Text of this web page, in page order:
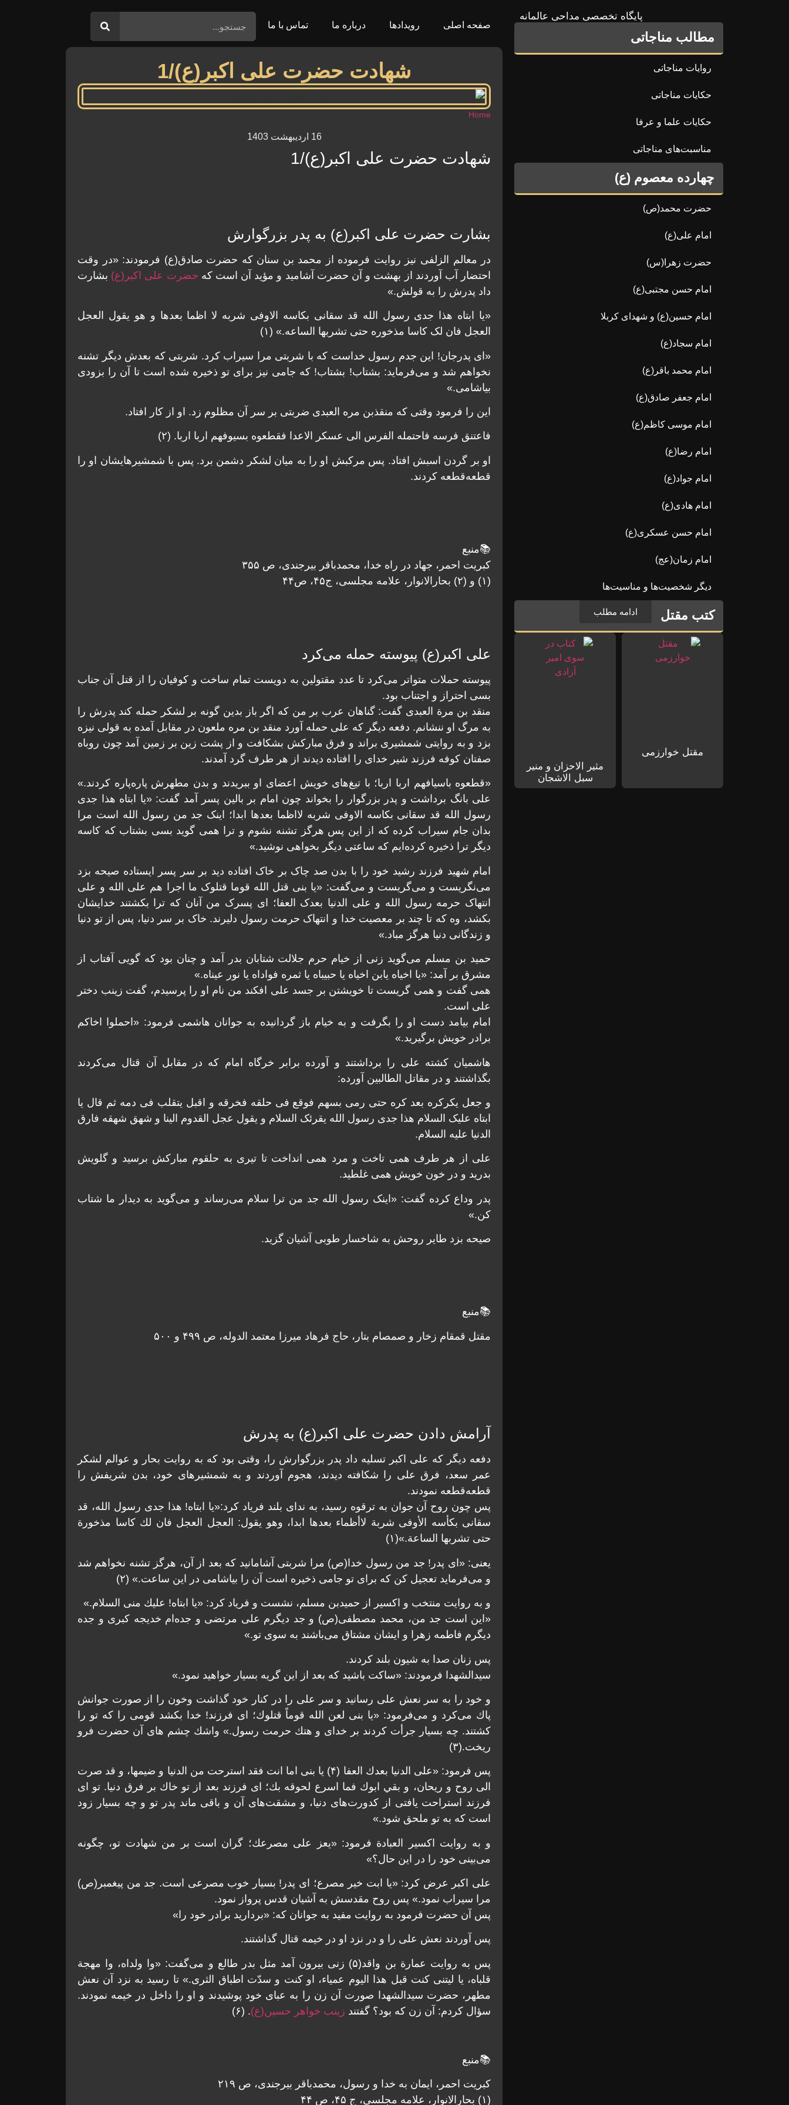
پایگاه تخصصی مداحی عالمانه
مطالب مناجاتی
روایات مناجاتی
حکایات مناجاتی
حکایات علما و عرفا
مناسبت‌های مناجاتی
چهارده معصوم (ع)
حضرت محمد(ص)
امام علی(ع)
حضرت زهرا(س)
امام حسن مجتبی(ع)
امام حسین(ع) و شهدای کربلا
امام سجاد(ع)
امام محمد باقر(ع)
امام جعفر صادق(ع)
امام موسی کاظم(ع)
امام رضا(ع)
امام جواد(ع)
امام هادی(ع)
امام حسن عسکری(ع)
امام زمان(عج)
دیگر شخصیت‌ها و مناسیت‌ها
کتب مقتل ادامه مطلب
مقتل خوارزمی
مثیر الاحزان و منیر
سبل الاشجان
صفحه اصلی رویدادها درباره ما تماس با ما
شهادت حضرت علی اکبر(ع)/1
Home
16 اردیبهشت 1403
شهادت حضرت علی اکبر(ع)/1
بشارت حضرت علی اکبر(ع) به پدر بزرگوارش
در معالم الزلفی نیز روایت فرموده از محمد بن سنان که حضرت صادق(ع) فرمودند: «در وقت
احتضار آب آوردند از بهشت و آن حضرت آشامید و مؤید آن است که حضرت علی اکبر(ع) بشارت
داد پدرش را به قولش.»
«یا ابتاه هذا جدی رسول الله قد سقانی بکاسه الاوفی شربه لا اظما بعدها و هو یقول العجل
العجل فان لک کاسا مذخوره حتی تشربها الساعه.» (۱)
«ای پدرجان! این جدم رسول خداست که با شربتی مرا سیراب کرد. شربتی که بعدش دیگر تشنه
نخواهم شد و می‌فرماید: بشتاب! بشتاب! که جامی نیز برای تو ذخیره شده است تا آن را بزودی
بیاشامی.»
این را فرمود وقتی که منقذبن مره العبدی ضربتی بر سر آن مظلوم زد. او از کار افتاد.
فاعتنق فرسه فاحتمله الفرس الی عسکر الاعدا فقطعوه بسیوفهم اربا اربا. (۲)
او بر گردن اسبش افتاد. پس مرکبش او را به میان لشکر دشمن برد. پس با شمشیرهایشان او را
قطعه‌قطعه کردند.
📚منبع
کبریت احمر، جهاد در راه خدا، محمدباقر بیرجندی، ص ۳۵۵
(۱) و (۲) بحارالانوار، علامه مجلسی، ج۴۵، ص۴۴
علی اکبر(ع) پیوسته حمله می‌کرد
پیوسته حملات متواتر می‌کرد تا عدد مقتولین به دویست تمام ساخت و کوفیان را از قتل آن جناب
بسی احتراز و اجتناب بود.
منقد بن مرة العبدی گفت: گناهان عرب بر من که اگر باز بدین گونه بر لشکر حمله کند پدرش را
به مرگ او ننشانم. دفعه دیگر که علی حمله آورد منقد بن مره ملعون در مقابل آمده به قولی نیزه
بزد و به روایتی شمشیری براند و فرق مبارکش بشکافت و از پشت زین بر زمین آمد چون روباه
صفتان کوفه فرزند شیر خدای را افتاده دیدند از هر طرف گرد آمدند.
«قطعوه باسیافهم اربا اربا؛ با تیغ‌های خویش اعضای او ببریدند و بدن مطهرش پاره‌پاره کردند.»
علی بانگ برداشت و پدر بزرگوار را بخواند چون امام بر بالین پسر آمد گفت: «یا ابتاه هذا جدی
رسول الله قد سقانی بکاسه الاوفی شربه لااظما بعدها ابدا؛ اینک جد من رسول الله است مرا
بدان جام سیراب کرده که از این پس هرگز تشنه نشوم و ترا همی‌ گوید بسی بشتاب که کاسه
دیگر ترا ذخیره کرده‌ایم که ساعتی دیگر بخواهی نوشید.»
امام شهید فرزند رشید خود را با بدن صد چاک بر خاک افتاده دید بر سر پسر ایستاده صیحه بزد
می‌نگریست و می‌گریست و می‌گفت: «یا بنی قتل الله قوما قتلوک ما اجرا هم علی الله و علی
انتهاک حرمه رسول الله و علی الدنیا بعدک العفا؛ ای پسرک من آنان که ترا بکشتند خدایشان
بکشد، وه که تا چند بر معصیت خدا و انتهاک حرمت رسول دلیرند. خاک بر سر دنیا، پس از تو دنیا
و زندگانی دنیا هرگز مباد.»
حمید بن مسلم می‌گوید زنی از خیام حرم جلالت شتابان بدر آمد و چنان بود که گویی آفتاب از
مشرق بر آمد: «یا اخیاه یابن اخیاه یا حبیباه یا ثمره فواداه یا نور عیناه.»
همی گفت و همی گریست تا خویشتن بر جسد علی افکند من نام او را پرسیدم، گفت زینب دختر
علی است.
امام بیامد دست او را بگرفت و به خیام باز گردانیده به جوانان هاشمی فرمود: «احملوا اخاکم
برادر خویش برگیرید.»
هاشمیان کشته علی را برداشتند و آورده برابر خرگاه امام که در مقابل آن قتال می‌کردند
بگذاشتند و در مقاتل الطالبین آورده:
و جعل یکرکره بعد کره حتی رمی بسهم فوقع فی حلقه فخرقه و اقبل یتقلب فی دمه ثم قال یا
ابتاه علیک السلام هذا جدی رسول الله یقرئک السلام و یقول عجل القدوم الینا و شهق شهقه فارق
الدنیا علیه السلام.
علی از هر طرف همی تاخت و مرد همی انداخت تا تیری به حلقوم مبارکش برسید و گلویش
بدرید و در خون خویش همی غلطید.
پدر وداع کرده گفت: «اینک رسول الله جد من ترا سلام می‌رساند و می‌گوید به دیدار ما شتاب
کن.»
صیحه بزد طایر روحش به شاخسار طوبی آشیان گزید.
📚منبع
مقتل قمقام زخار و صمصام بتار، حاج فرهاد میرزا معتمد الدوله، ص ۴۹۹ و ۵۰۰
آرامش دادن حضرت علی اكبر(ع) به پدرش
دفعه ديگر كه علی اكبر تسليه داد پدر بزرگوارش را، وقتی بود كه به روايت بحار و عوالم لشكر
عمر سعد، فرق علی را شكافته ديدند، هجوم آوردند و به شمشيرهای خود، بدن شريفش را
قطعه‌قطعه نمودند.
پس چون روح آن جوان به ترقوه رسيد، به ندای بلند فرياد كرد:«یا ابتاه! هذا جدی رسول الله، قد
سقانی بكأسه الأوفی شربة لاأظماء بعدها ابدا، وهو يقول: العجل العجل فان لك كاسا مذخورة
حتی تشربها الساعة.»(۱)
يعنی: «ای پدر! جد من رسول خدا(ص) مرا شربتی آشامانيد كه بعد از آن، هرگز تشنه نخواهم شد
و می‌فرمايد تعجيل كن كه برای تو جامی ذخيره است آن را بياشامی در اين ساعت.» (۲)
و به روايت منتخب و اكسير از حميدبن مسلم، نشست و فرياد كرد: «يا ابتاه! عليك منی السلام.»
«اين است جد من، محمد مصطفی(ص) و جد ديگرم علی مرتضی و جده‌ام خديجه كبری و جده
ديگرم فاطمه زهرا و ايشان مشتاق می‌باشند به سوی تو.»
پس زنان صدا به شيون بلند كردند.
سيدالشهدا فرمودند: «ساكت باشيد كه بعد از اين گريه بسيار خواهيد نمود.»
و خود را به سر نعش علی رسانيد و سر علی را در كنار خود گذاشت وخون را از صورت جوانش
پاك می‌كرد و می‌فرمود: «يا بنی لعن الله قوماً قتلوك؛ ای فرزند! خدا بكشد قومی را كه تو را
كشتند. چه بسيار جرأت كردند بر خدای و هتك حرمت رسول.» واشك چشم های آن حضرت فرو
ريخت.(۳)
پس فرمود: «علی الدنيا بعدك العفا (۴) يا بنی اما انت فقد استرحت من الدنيا و ضيمها، و قد صرت
الی روح و ريحان، و بقي ابوك فما اسرع لحوقه بك؛ ای فرزند بعد از تو خاك بر فرق دنيا. تو ای
فرزند استراحت يافتی از كدورت‌های دنيا، و مشقت‌های آن و باقی ماند پدر تو و چه بسيار زود
است كه به تو ملحق شود.»
و به روايت اكسير العبادة فرمود: «يعز علی مصرعك؛ گران است بر من شهادت تو، چگونه
می‌بينی خود را در اين حال؟»
علی اكبر عرض كرد: «يا ابت خير مصرع؛ ای پدر! بسيار خوب مصرعی است. جد من پيغمبر(ص)
مرا سيراب نمود.» پس روح مقدسش به آشيان قدس پرواز نمود.
پس آن حضرت فرمود به روايت مفيد به جوانان كه: «برداريد برادر خود را»
پس آوردند نعش علی را و در نزد او در خيمه قتال گذاشتند.
پس به روايت عمارة بن واقد(۵) زنی بيرون آمد مثل بدر طالع و می‌گفت: «وا ولداه، وا مهجة
قلباه، يا ليتنی كنت قبل هذا اليوم عمياء، او كنت و سدّت اطباق الثری.» تا رسيد به نزد آن نعش
مطهر، حضرت سيدالشهدا صورت آن زن را به عبای خود پوشيدند و او را داخل در خيمه نمودند.
سؤال كردم: آن زن كه بود؟ گفتند زينب خواهر حسين(ع). (۶)
📚منبع
کبریت احمر، ایمان به خدا و رسول، محمدباقر بیرجندی، ص ۲۱۹
(۱) بحارالانوار، علامه مجلسی، ج ۴۵، ص ۴۴